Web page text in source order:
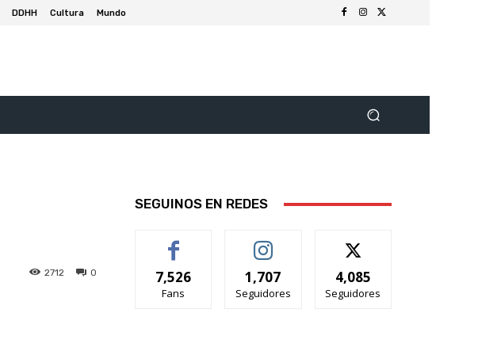
DDHH Cultura Mundo
0
2712
SEGUINOS EN REDES
7,526
Fans
1,707
Seguidores
4,085
Seguidores